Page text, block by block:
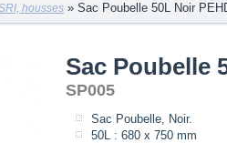
housses » Sac Poubelle 50L Noir
Sac Poubelle
SP005
Sac Poubelle, Noir.
50L : 680 x 750 mm